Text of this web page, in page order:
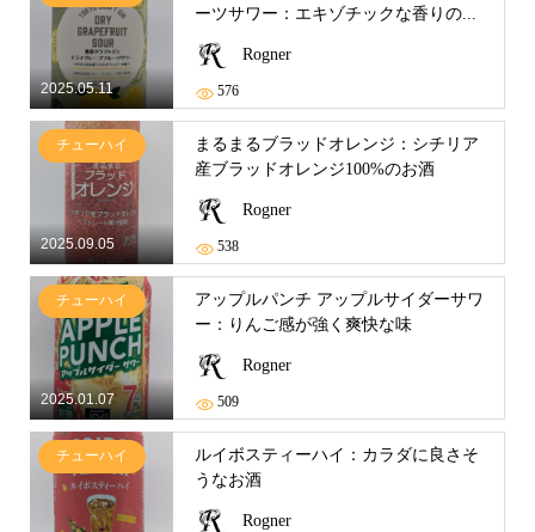
2025.05.11
ーツサワー：エキゾチックな香りの...
Rogner
576
2025.09.05
チューハイ
まるまるブラッドオレンジ：シチリア
産ブラッドオレンジ100%のお酒
Rogner
538
2025.01.07
チューハイ
アップルパンチ アップルサイダーサワ
ー：りんご感が強く爽快な味
Rogner
509
チューハイ
ルイボスティーハイ：カラダに良さそ
うなお酒
Rogner